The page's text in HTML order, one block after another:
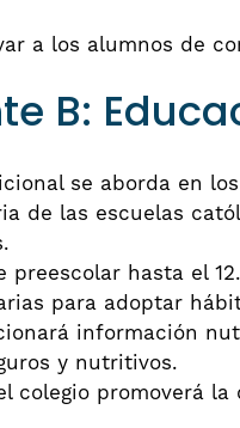
a los alumnos de
B:
se aborda en
de las escuelas
preescolar hasta el
para adoptar
información
y nutritivos.
colegio promoverá